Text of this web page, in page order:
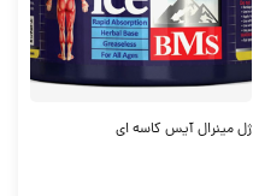
ژل مینرال آیس کاسه ای